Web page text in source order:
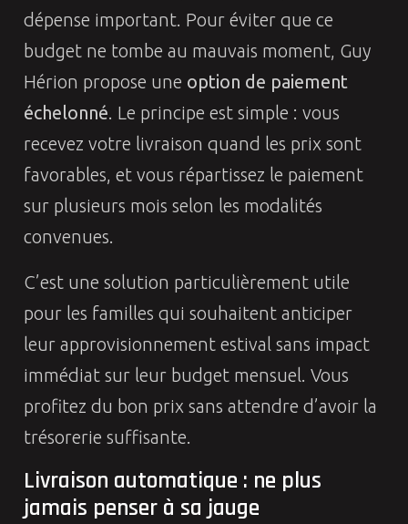
dépense important. Pour éviter que ce
budget ne tombe au mauvais moment, Guy
Hérion propose une option de paiement
échelonné . Le principe est simple : vous
recevez votre livraison quand les prix sont
favorables, et vous répartissez le paiement
sur plusieurs mois selon les modalités
convenues.
C’est une solution particulièrement utile
pour les familles qui souhaitent anticiper
leur approvisionnement estival sans impact
immédiat sur leur budget mensuel. Vous
profitez du bon prix sans attendre d’avoir la
trésorerie suffisante.
Livraison automatique : ne plus
jamais penser à sa jauge